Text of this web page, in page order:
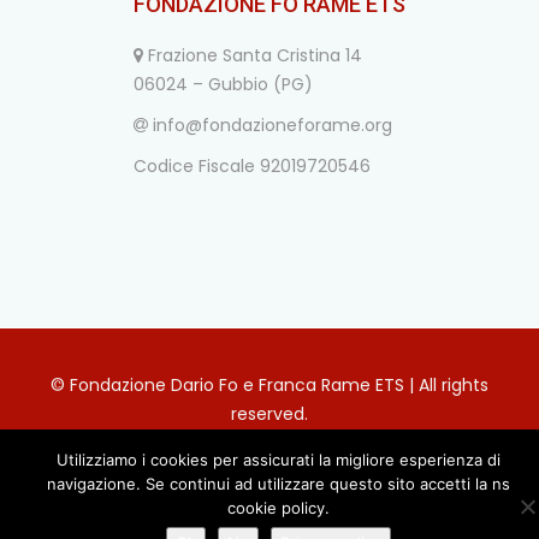
Frazione Santa Cristina 14
06024 – Gubbio (PG)
info@fondazioneforame.org
Codice Fiscale 92019720546
© Fondazione Dario Fo e Franca Rame ETS | All rights
reserved.
Privacy Policy
Utilizziamo i cookies per assicurati la migliore esperienza di
navigazione. Se continui ad utilizzare questo sito accetti la ns
cookie policy.